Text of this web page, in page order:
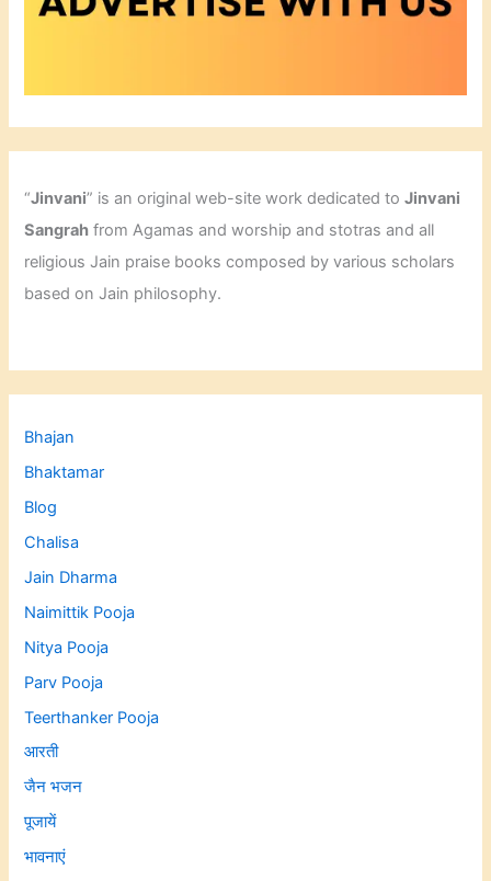
“Jinvani” is an original web-site work dedicated toJinvani
Sangrah from Agamas and worship and stotras and all
religious Jain praise books composed by various scholars
based on Jain philosophy.
Bhajan
Bhaktamar
Blog
Chalisa
Jain Dharma
Naimittik Pooja
Nitya Pooja
Parv Pooja
Teerthanker Pooja
आरती
जैन भजन
पूजायें
भावनाएं